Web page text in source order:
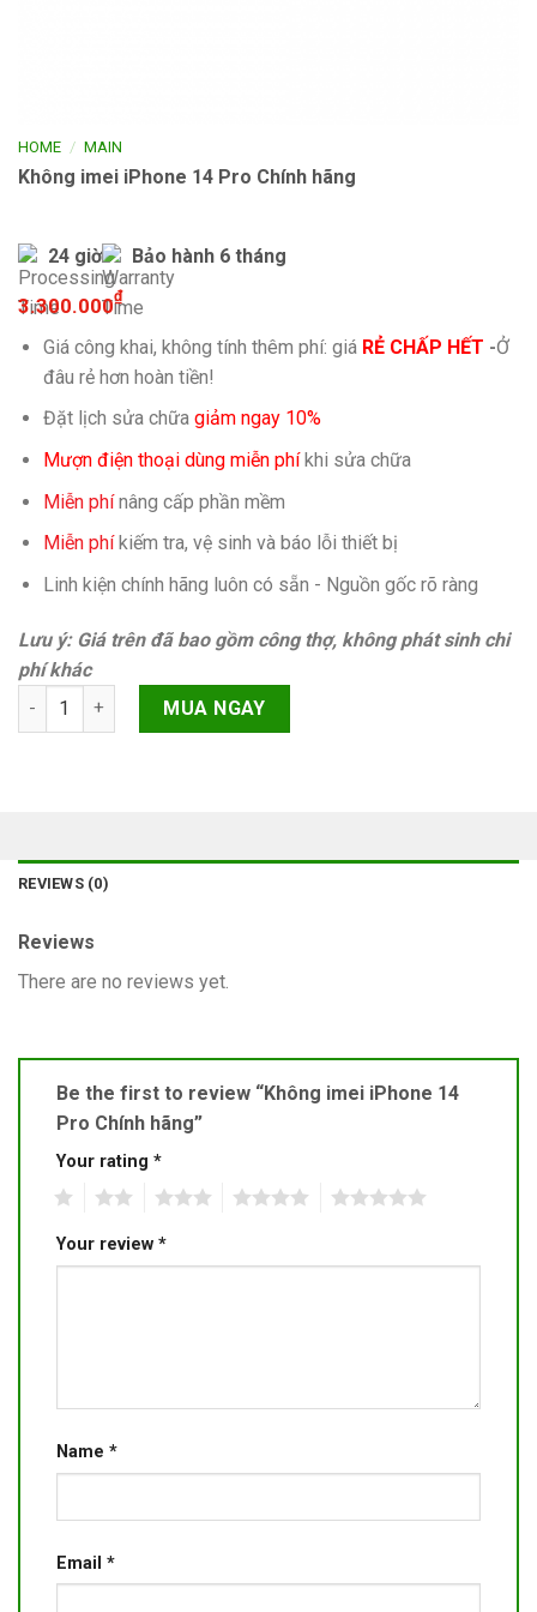
HOME / MAIN
Không imei iPhone 14 Pro Chính hãng
24 giờ Bảo hành 6 tháng
3.300.000₫
Giá công khai, không tính thêm phí: giá RẺ CHẤP HẾT -Ở
đâu rẻ hơn hoàn tiền!
Đặt lịch sửa chữa giảm ngay 10%
Mượn điện thoại dùng miễn phíkhi sửa chữa
Miễn phínâng cấp phần mềm
Miễn phíkiếm tra, vệ sinh và báo lỗi thiết bị
Linh kiện chính hãng luôn có sẵn - Nguồn gốc rõ ràng
Lưu ý: Giá trên đã bao gồm công thợ, không phát sinh chi
phí khác
Không imei iPhone 14 Pro Chính hãng quantity
MUA NGAY
REVIEWS (0)
Reviews
There are no reviews yet.
Be the first to review “Không imei iPhone 14
Pro Chính hãng”
Your rating *
Your review *
Name *
Email *